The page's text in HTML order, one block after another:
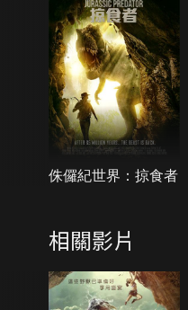
侏儸紀世界：掠食者
相關影片